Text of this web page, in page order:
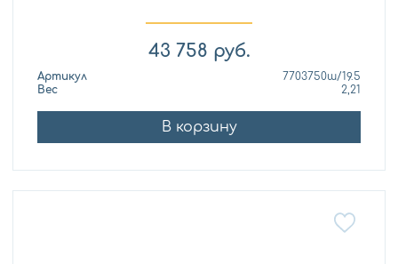
43 758 руб.
Артикул
7703750ш/19.5
Вес
2,21
В корзину